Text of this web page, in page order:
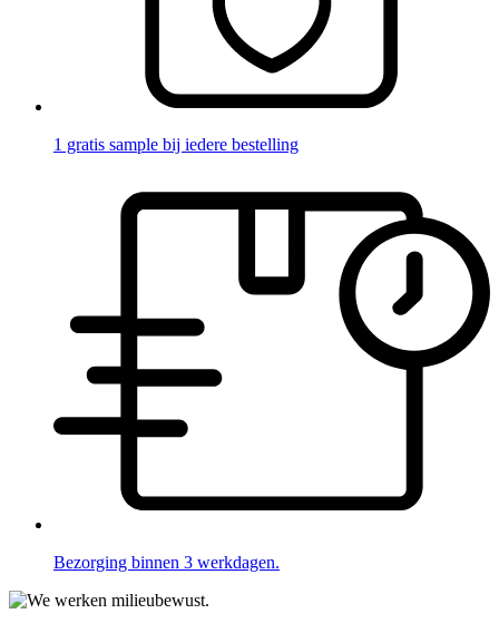
1 gratis sample bij iedere bestelling
Bezorging binnen 3 werkdagen.